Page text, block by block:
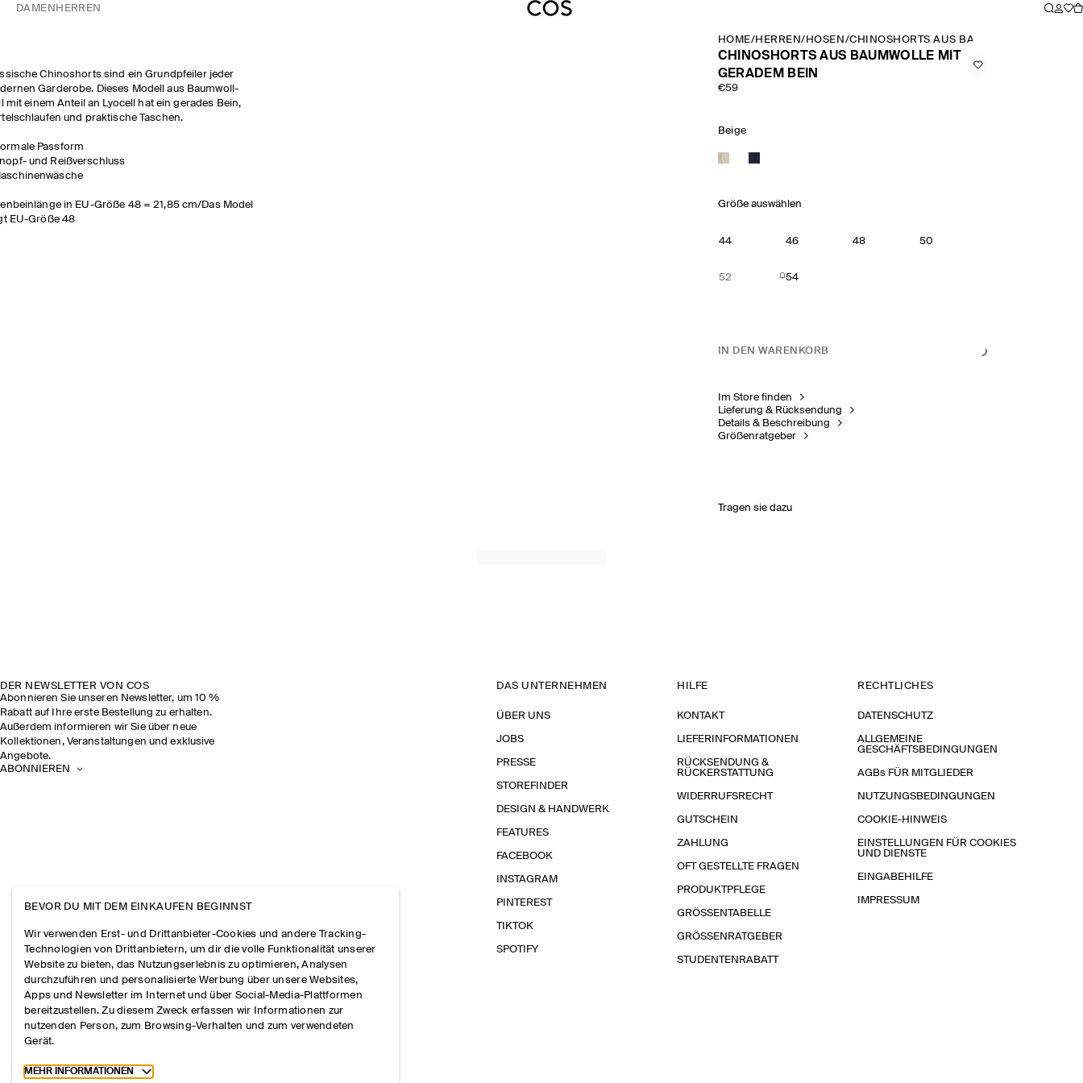
DAMEN HERREN
Chinoshorts sind ein Grundpfeiler jeder
Garderobe. Dieses Modell aus Baumwoll-
mit einem Anteil an Lyocell hat ein gerades Bein,
und praktische Taschen.
Passform
und Reißverschluss
in EU-Größe 48 = 21,85 cm/Das Model
EU-Größe 48
HOME/HERREN/ HOSEN /CHINOSHORTS AUS BAUMWOLLE MIT
CHINOSHORTS AUS BAUMWOLLE MIT
GERADEM BEIN
€59
Beige
Größe auswählen
44 46 48 50
52 54
IN DEN WARENKORB
Im Store finden
Lieferung & Rücksendung
Details & Beschreibung
Größenratgeber
Tragen sie dazu
DER NEWSLETTER VON COS
Abonnieren Sie unseren Newsletter, um 10 %
Rabatt auf Ihre erste Bestellung zu erhalten.
Außerdem informieren wir Sie über neue
Kollektionen, Veranstaltungen und exklusive
Angebote.
ABONNIEREN
DAS UNTERNEHMEN
ÜBER UNS
JOBS
PRESSE
STOREFINDER
DESIGN & HANDWERK
FEATURES
FACEBOOK
INSTAGRAM
PINTEREST
TIKTOK
SPOTIFY
HILFE
KONTAKT
LIEFERINFORMATIONEN
RÜCKSENDUNG &
RÜCKERSTATTUNG
WIDERRUFSRECHT
GUTSCHEIN
ZAHLUNG
OFT GESTELLTE FRAGEN
PRODUKTPFLEGE
GRÖSSENTABELLE
GRÖSSENRATGEBER
STUDENTENRABATT
RECHTLICHES
DATENSCHUTZ
ALLGEMEINE
GESCHÄFTSBEDINGUNGEN
AGBs FÜR MITGLIEDER
NUTZUNGSBEDINGUNGEN
COOKIE-HINWEIS
EINSTELLUNGEN FÜR COOKIES
UND DIENSTE
EINGABEHILFE
IMPRESSUM
BEVOR DU MIT DEM EINKAUFEN BEGINNST
Wir verwenden Erst- und Drittanbieter-Cookies und andere Tracking-
Technologien von Drittanbietern, um dir die volle Funktionalität unserer
Website zu bieten, das Nutzungserlebnis zu optimieren, Analysen
durchzuführen und personalisierte Werbung über unsere Websites,
Apps und Newsletter im Internet und über Social-Media-Plattformen
bereitzustellen. Zu diesem Zweck erfassen wir Informationen zur
nutzenden Person, zum Browsing-Verhalten und zum verwendeten
Gerät.
Toggle more cookie information
MEHR INFORMATIONEN